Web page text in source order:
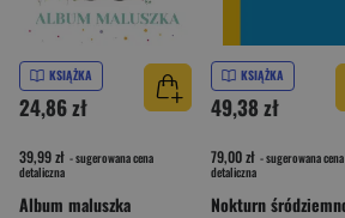
KSIĄŻKA
24,86 zł
39,99 zł - sugerowana cena
detaliczna
Album maluszka
KSIĄŻKA
49,38 zł
79,00 zł - sugerowana cena
detaliczna